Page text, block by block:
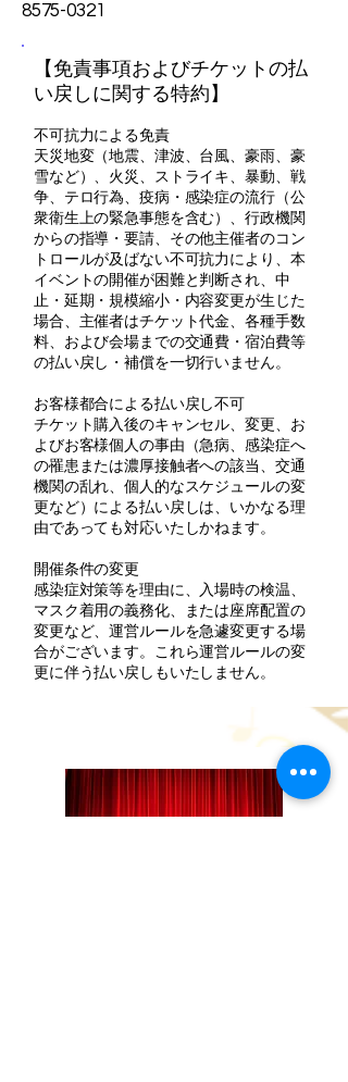
8575-0321
【免責事項およびチケットの払
い戻しに関する特約】
不可抗力による免責
天災地変（地震、津波、台風、豪雨、豪
雪など）、火災、ストライキ、暴動、戦
争、テロ行為、疫病・感染症の流行（公
衆衛生上の緊急事態を含む）、行政機関
からの指導・要請、その他主催者のコン
トロールが及ばない不可抗力により、本
イベントの開催が困難と判断され、中
止・延期・規模縮小・内容変更が生じた
場合、主催者はチケット代金、各種手数
料、および会場までの交通費・宿泊費等
の払い戻し・補償を一切行いません。
お客様都合による払い戻し不可
チケット購入後のキャンセル、変更、お
よびお客様個人の事由（急病、感染症へ
の罹患または濃厚接触者への該当、交通
機関の乱れ、個人的なスケジュールの変
更など）による払い戻しは、いかなる理
由であっても対応いたしかねます。
開催条件の変更
感染症対策等を理由に、入場時の検温、
マスク着用の義務化、または座席配置の
変更など、運営ルールを急遽変更する場
合がございます。これら運営ルールの変
更に伴う払い戻しもいたしません。